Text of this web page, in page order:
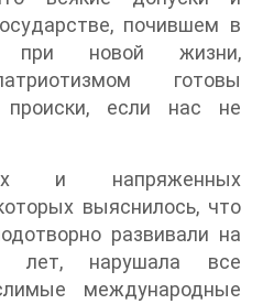
почившем в
при новой жизни,
готовы
происки, если нас не
и напряженных
выяснилось, что
развивали на
лет, нарушала все
международные